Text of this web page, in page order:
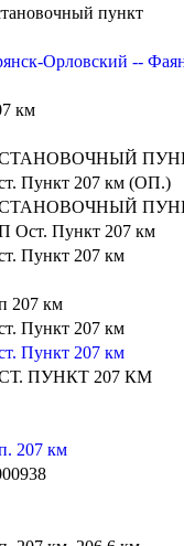
пункт
Орловский --
км
Пункт 207 км (ОП.)
Ост. Пункт 207 км
Пункт 207 км
207 км
Пункт 207 км
Пункт 207 км
ПУНКТ 207 КМ
207 км